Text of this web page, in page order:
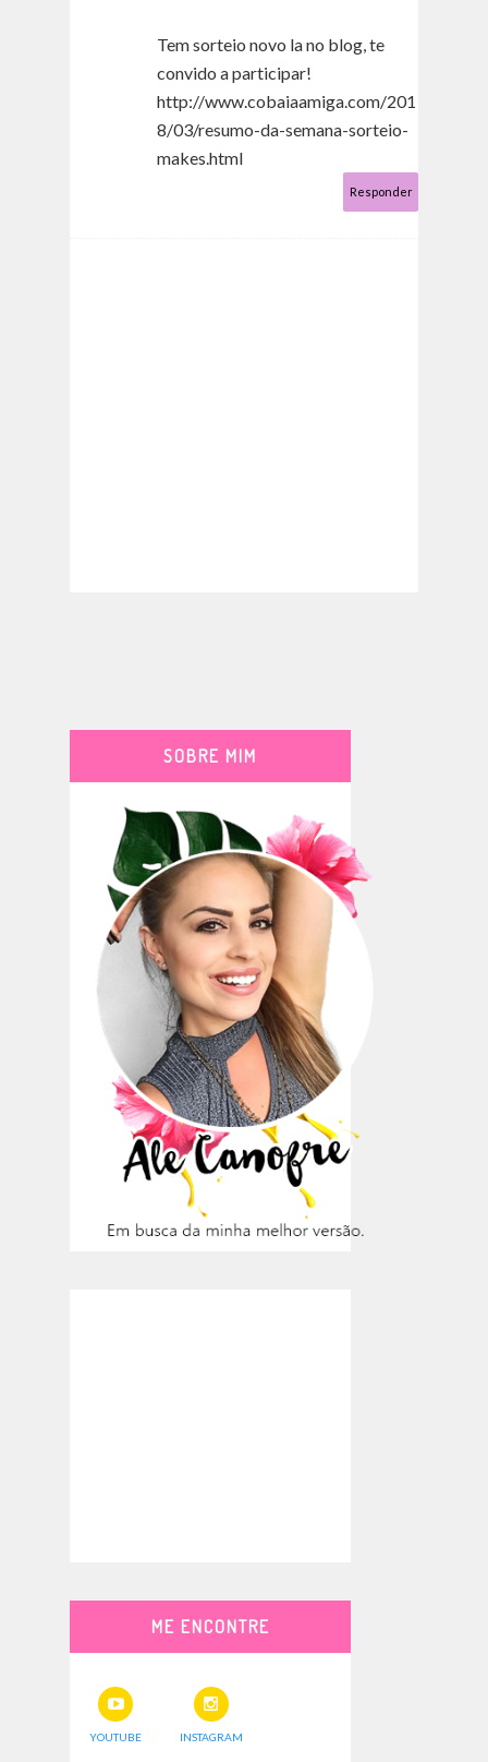
Tem sorteio novo la no blog, te
convido a participar!
http://www.cobaiaamiga.com/201
8/03/resumo-da-semana-sorteio-
makes.html
Responder
SOBRE MIM
ME ENCONTRE
YOUTUBE INSTAGRAM